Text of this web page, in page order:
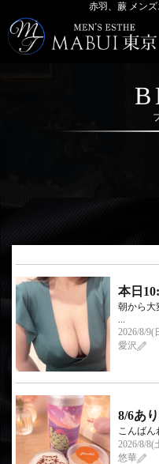
赤羽、蕨 メン
本日
朝から大
...
2026/8/9(
愛沢
8/6あ
こんば
2026/8/8(
悠華